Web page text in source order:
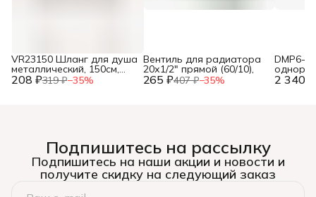
208 ₽319 ₽−35%
VR23150 Шланг для душа
металлический, 150см,
упак. блистер ТМ "VIEIR" 265 ₽407 ₽−35%
Вентиль для радиатора
20х1/2" прямой (60/10),
2 340 ₽
DMP6-
ванны
Подпишитесь на рассылку
Подпишитесь на наши акции и новости и
получите скидку на следующий заказ